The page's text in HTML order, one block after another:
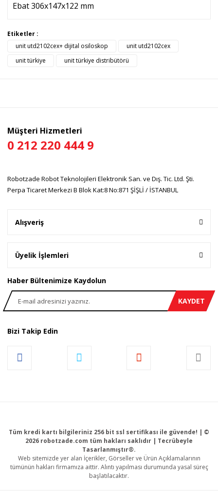
Ebat 306x147x122 mm
Bu ürüne ilk yorumu siz yapın!
Bu ürünün fiyat bilgisi, resim, ürün açıklamalarında ve diğer
konularda yetersiz gördüğünüz noktaları öneri formunu
kullanarak tarafımıza iletebilirsiniz.
Görüş ve önerileriniz için teşekkür ederiz.
Etiketler :
unit utd2102cex+ dijital osiloskop
unit utd2102cex
unit türkiye
unit türkiye distribütörü
Müşteri Hizmetleri
0 212 220 444 9
Robotzade Robot Teknolojileri Elektronik San. ve Dış. Tic. Ltd. Şti.
Perpa Ticaret Merkezi B Blok Kat:8 No:871 ŞİŞLİ / İSTANBUL
Alışveriş
Üyelik İşlemleri
Haber Bültenimize Kaydolun
KAYDET
Bizi Takip Edin
Tüm kredi kartı bilgileriniz 256 bit ssl sertifikası ile güvende! | ©
2026 robotzade.com tüm hakları saklıdır | Tecrübeyle
Tasarlanmıştır®.
Web sitemizde yer alan İçerikler, Görseller ve Ürün Açıklamalarının
tümünün hakları firmamıza aittir. Alıntı yapılması durumunda yasal süreç
başlatılacaktır.